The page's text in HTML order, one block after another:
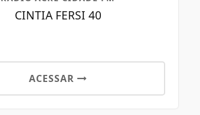
CINTIA FERSI 40
ACESSAR